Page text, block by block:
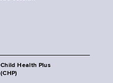
Child Health Plus
(CHP)